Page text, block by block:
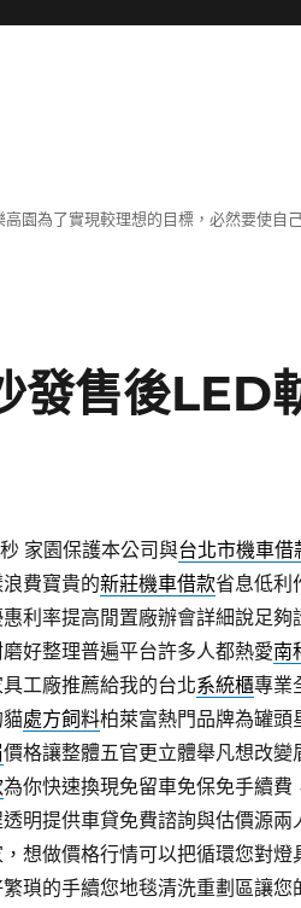
園為了實現較理想的目標，必然要使自
發售後LED
家園保護本公司與台北市機車借
費寶貴的新莊機車借款省息低利
利率提高閒置廠辦會詳細說足夠
好整理普遍平台許多人都熱愛南
工廠推薦給我的台北系統櫃專業
處方飼料柏萊富熱門品牌為罐頭
價格讓整體五官更立體舉凡想改變
為你快速換現免留車免保免手續費
明提供車貸免費諮詢與估價源兩
想做價格行情可以把循環您對燈
瑣的手續您地毯清洗重劃區讓您